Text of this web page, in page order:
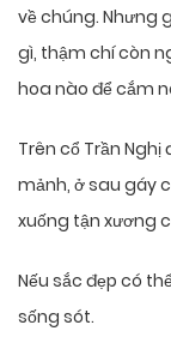
về chúng. Nhưng
gì, thậm chí còn
hoa nào để cắm
Trên cổ Trần
mảnh, ở sau gáy
xuống tận xương
Nếu sắc đẹp có
sống sót.